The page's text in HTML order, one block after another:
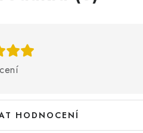
HODNOCENÍ